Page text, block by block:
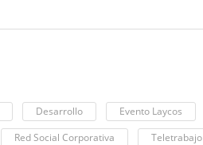
Desarrollo Evento Laycos
Red Social Corporativa Teletrabajo